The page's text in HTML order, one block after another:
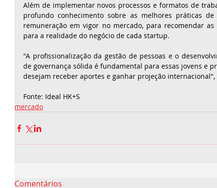
Além de implementar novos processos e formatos de
profundo conhecimento sobre as melhores práticas
remuneração em vigor no mercado, para recomendar
para a realidade do negócio de cada startup.
"A profissionalização da gestão de pessoas e o
de governança sólida é fundamental para essas jovens e
desejam receber aportes e ganhar projeção
Fonte: Ideal HK+S
mercado
Comentários